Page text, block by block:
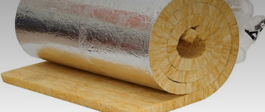
• WRAPTEC BEKLÆDNING •
EBRILLE Split
•
EBRILLE Twinsplit